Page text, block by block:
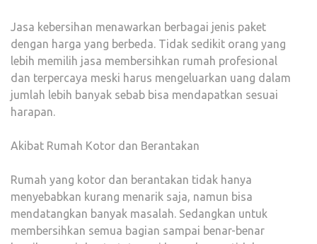
Jasa kebersihan menawarkan berbagai jenis paket
dengan harga yang berbeda. Tidak sedikit orang yang
lebih memilih jasa membersihkan rumah profesional
dan terpercaya meski harus mengeluarkan uang dalam
jumlah lebih banyak sebab bisa mendapatkan sesuai
harapan.
Akibat Rumah Kotor dan Berantakan
Rumah yang kotor dan berantakan tidak hanya
menyebabkan kurang menarik saja, namun bisa
mendatangkan banyak masalah. Sedangkan untuk
membersihkan semua bagian sampai benar-benar